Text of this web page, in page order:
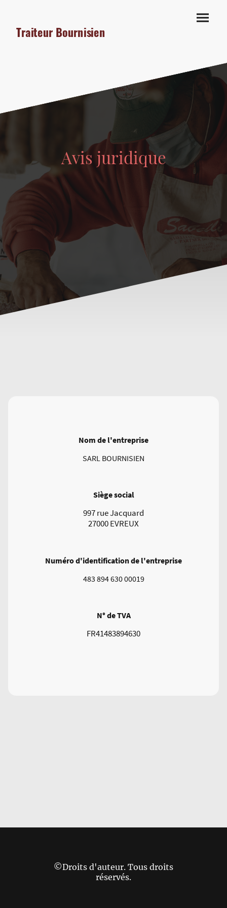
Traiteur Bournisien
Avis juridique
Nom de l'entreprise
SARL BOURNISIEN
Siège social
997 rue Jacquard
27000 EVREUX
Numéro d'identification de l'entreprise
483 894 630 00019
N° de TVA
FR41483894630
©Droits d'auteur. Tous droits
réservés.